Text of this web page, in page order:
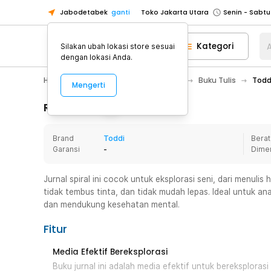
Jabodetabek ganti Toko Jakarta Utara
Toko Tangerang
Toko Cikupa
Pick n Go Jakarta Barat
Senin -
Pick n Go Bekasi
Senin - Jumat
Senin - Jumat
Senin -
Senin -
Toko Tangerang
Toko Cikupa
Senin -
Senin - Jumat
Pick n Go Depok
Kategori
Home Appliance Buku Tulis
Rincian Produk
Brand
Toddi
Garansi
-
Jurnal spiral ini cocok untuk eksplorasi seni, dari menulis
tidak tembus tinta, dan tidak mudah lepas. Ideal untuk
dan mendukung kesehatan mental.
Fitur
Media Efektif Bereksplorasi
Buku jurnal ini adalah media efektif untuk
Silakan ubah lokasi store sesuai
dengan lokasi Anda.
Mengerti